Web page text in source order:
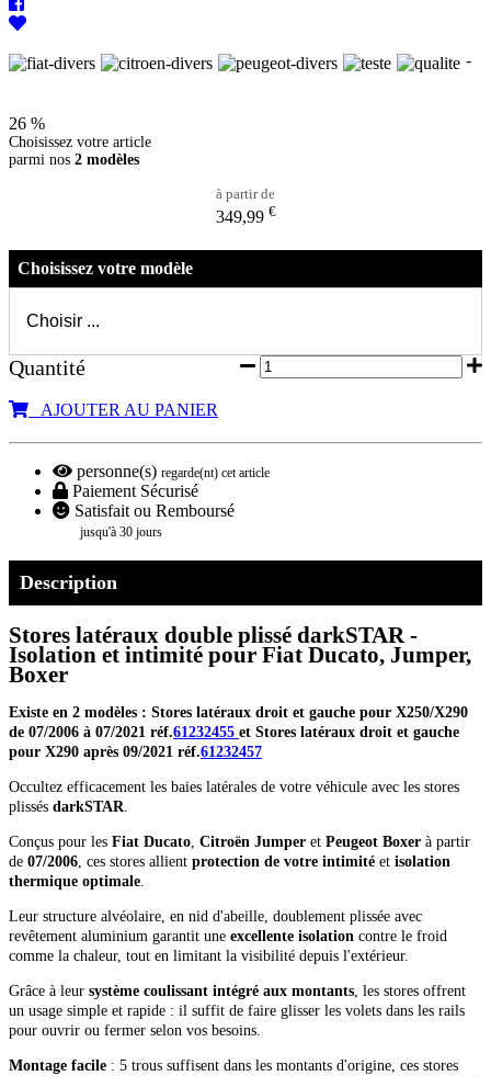
-
26 %
Choisissez votre article
parmi nos 2 modèles
à partir de
349,99 €
Choisissez votre modèle
Quantité
AJOUTER AU PANIER
personne(s) regarde(nt) cet article
Paiement Sécurisé
Satisfait ou Remboursé
jusqu'à 30 jours
Description
Stores latéraux double plissé darkSTAR -
Isolation et intimité pour Fiat Ducato, Jumper,
Boxer
Existe en 2 modèles : Stores latéraux droit et gauche pour X250/X290
de 07/2006 à 07/2021 réf.61232455 et Stores latéraux droit et gauche
pour X290 après 09/2021 réf.61232457
Occultez efficacement les baies latérales de votre véhicule avec les stores
plissés darkSTAR.
Conçus pour les Fiat Ducato, Citroën Jumper et Peugeot Boxer à partir
de 07/2006, ces stores allient protection de votre intimité et isolation
thermique optimale.
Leur structure alvéolaire, en nid d'abeille, doublement plissée avec
revêtement aluminium garantit une excellente isolation contre le froid
comme la chaleur, tout en limitant la visibilité depuis l'extérieur.
Grâce à leur système coulissant intégré aux montants, les stores offrent
un usage simple et rapide : il suffit de faire glisser les volets dans les rails
pour ouvrir ou fermer selon vos besoins.
Montage facile : 5 trous suffisent dans les montants d'origine, ces stores